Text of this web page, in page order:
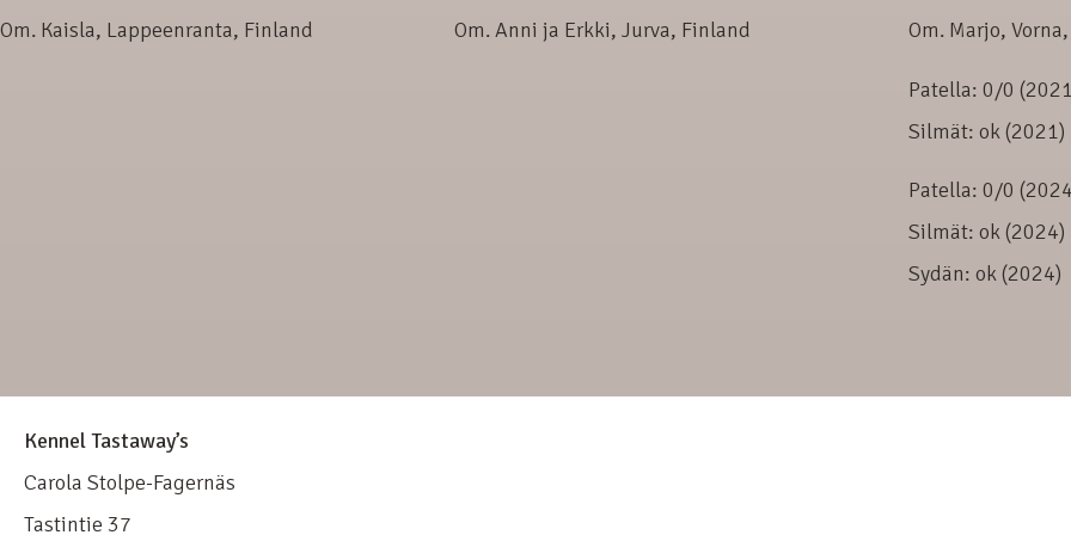
Om. Kaisla, Lappeenranta, Finland Om. Anni ja Erkki, Jurva, Finland Om. Marjo,
Patella: 0/0
Silmät: ok (2021)
Patella: 0/0
Silmät: ok (2024)
Sydän: ok (2024)
Kennel Tastaway’s
Carola Stolpe-Fagernäs
Tastintie 37